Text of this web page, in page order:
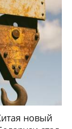
новый